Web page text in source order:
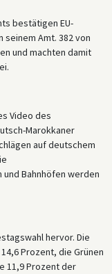
bestätigen EU-
Amt. 382 von
und machten damit
Video des
Marokkaner
auf deutschem
und Bahnhöfen werden
hervor. Die
Prozent, die Grünen
11,9 Prozent der